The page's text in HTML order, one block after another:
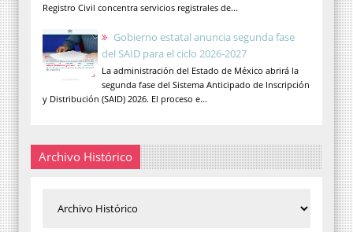
Registro Civil concentra servicios registrales de...
Gobierno estatal anuncia segunda fase
del SAID para el ciclo 2026-2027
La administración del Estado de México abrirá la
segunda fase del Sistema Anticipado de Inscripción
y Distribución (SAID) 2026. El proceso e...
Archivo Histórico